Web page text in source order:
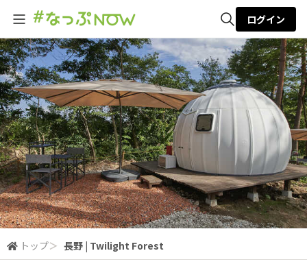
全体検索
検索
ログイン
トップ＞ 長野 | Twilight Forest